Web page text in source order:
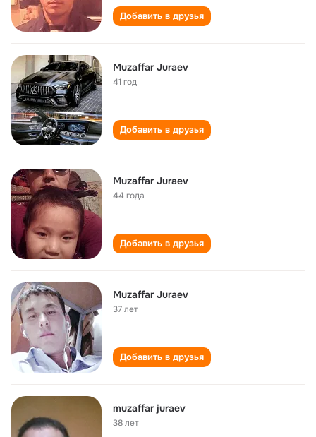
Добавить в друзья
Muzaffar Juraev
41 год
Добавить в друзья
Muzaffar Juraev
44 года
Добавить в друзья
Muzaffar Juraev
37 лет
Добавить в друзья
muzaffar juraev
38 лет